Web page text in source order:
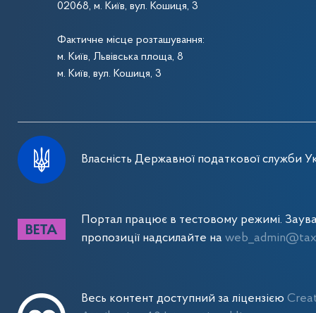
02068, м. Київ, вул. Кошиця, 3
Фактичне місце розташування:
м. Київ, Львівська площа, 8
м. Київ, вул. Кошиця, 3
Власність Державної податкової служби
Портал працює в тестовому режимі.
пропозиції надсилайте на
Весь контент доступний за ліцензією